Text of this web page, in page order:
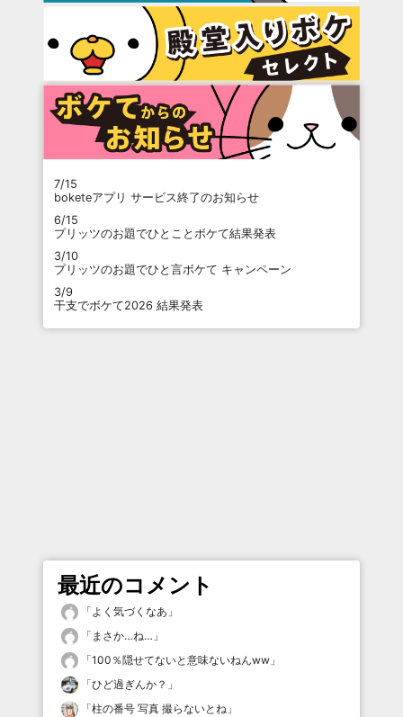
7/15
boketeアプリ サービス終了のお知らせ
6/15
プリッツのお題でひとことボケて結果発表
3/10
プリッツのお題でひと言ボケて キャンペーン
3/9
干支でボケて2026 結果発表
最近のコメント
「 よく気づくなあ 」
「 まさか…ね… 」
「100％隠せてないと意味ないねんww 」
「ひど過ぎんか？ 」
「柱の番号 写真 撮らないとね 」